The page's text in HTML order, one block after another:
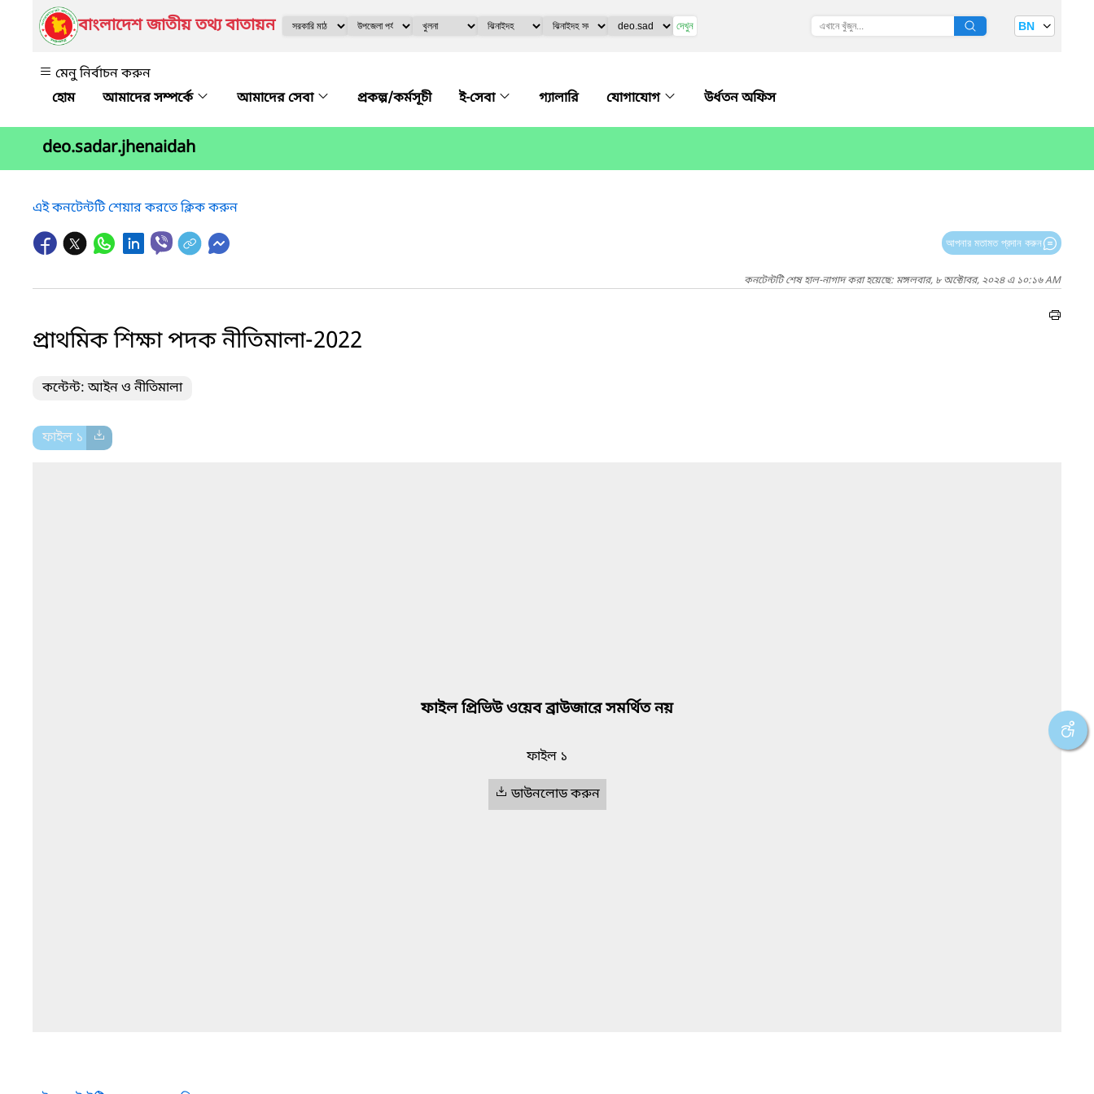
বাংলাদেশ জাতীয় তথ্য বাতায়ন দেখুন BN
মেনু নির্বাচন করুন
আমাদের সম্পর্কে
আমাদের সেবা প্রকল্প/কর্মসূচী ই-সেবা গ্যালারি যোগাযোগ উর্ধতন অফিস
deo.sadar.jhenaidah
এই কনটেন্টটি শেয়ার করতে ক্লিক করুন
আপনার মতামত প্রদান করুন
কনটেন্টটি শেষ হাল-নাগাদ করা হয়েছে: মঙ্গলবার, ৮ অক্টোবর, ২০২৪ এ ১০:১৬ AM
প্রাথমিক শিক্ষা পদক নীতিমালা-2022
কন্টেন্ট: আইন ও নীতিমালা
ফাইল ১
ফাইল প্রিভিউ ওয়েব ব্রাউজারে সমর্থিত নয়
ফাইল ১
ডাউনলোড করুন